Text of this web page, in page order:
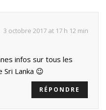
3 octobre 2017 at 17 h 12 min
infos sur tous les
Lanka 😉
RÉPONDRE